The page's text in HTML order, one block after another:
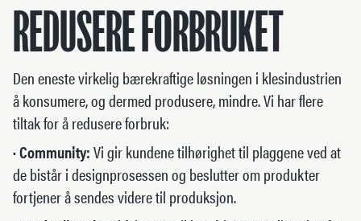
REDUSERE FORBRUKET
Den eneste virkelig bærekraftige løsningen i klesindustrien
å konsumere, og dermed produsere, mindre. Vi har flere
tiltak for å redusere forbruk:
· Community:Vi gir kundene tilhørighet til plaggene ved at
de bistår i designprosessen og beslutter om produkter
fortjener å sendes videre til produksjon.